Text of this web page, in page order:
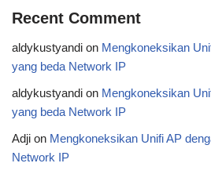
Recent Comment
aldykustyandi on Mengkoneksikan
yang beda Network IP
aldykustyandi on Mengkoneksikan
yang beda Network IP
Adji on Mengkoneksikan Unifi AP
Network IP